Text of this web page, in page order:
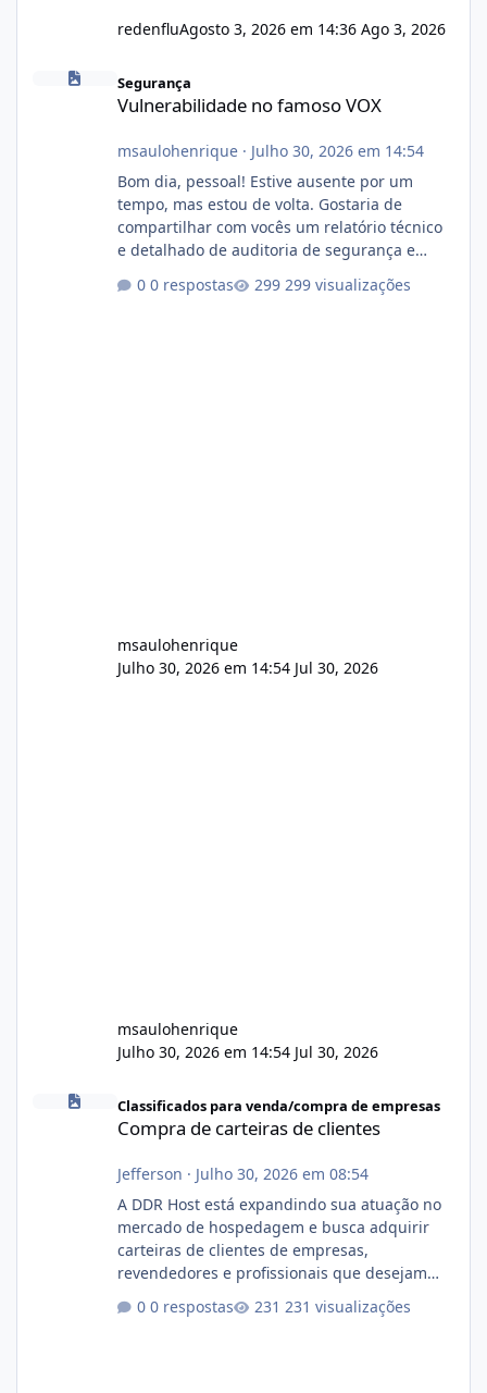
redenfluAgosto 3, 2026 em 14:36 Ago 3, 2026
Vulnerabilidade no famoso VOX
Segurança
Vulnerabilidade no famoso VOX
msaulohenrique· Julho 30, 2026 em 14:54
Bom dia, pessoal! Estive ausente por um
tempo, mas estou de volta. Gostaria de
compartilhar com vocês um relatório técnico
e detalhado de auditoria de segurança e
atualmente em circulação e comercialização
0 respostas 299 visualizações
msaulohenrique
Julho 30, 2026 em 14:54 Jul 30, 2026
msaulohenrique
Julho 30, 2026 em 14:54 Jul 30, 2026
Classificados para venda/compra de empresas
Compra de carteiras de clientes
Jefferson · Julho 30, 2026 em 08:54
A DDR Host está expandindo sua atuação no
mercado de hospedagem e busca adquirir
carteiras de clientes de empresas,
revendedores e profissionais que desejam
operação. Se você possui clientes ativos de
0 respostas 231 visualizações